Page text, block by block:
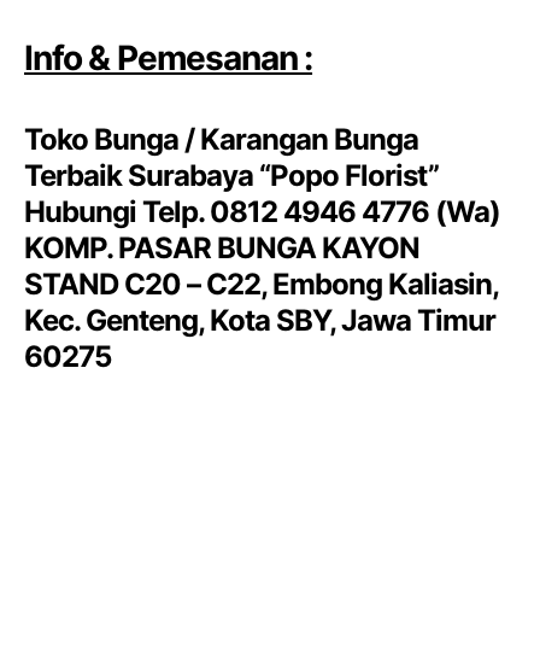
Info & Pemesanan :
Toko Bunga / Karangan Bunga
Terbaik Surabaya “Popo Florist”
Hubungi Telp. 0812 4946 4776 (Wa)
KOMP. PASAR BUNGA KAYON
STAND C20 – C22, Embong Kaliasin,
Kec. Genteng, Kota SBY, Jawa Timur
60275